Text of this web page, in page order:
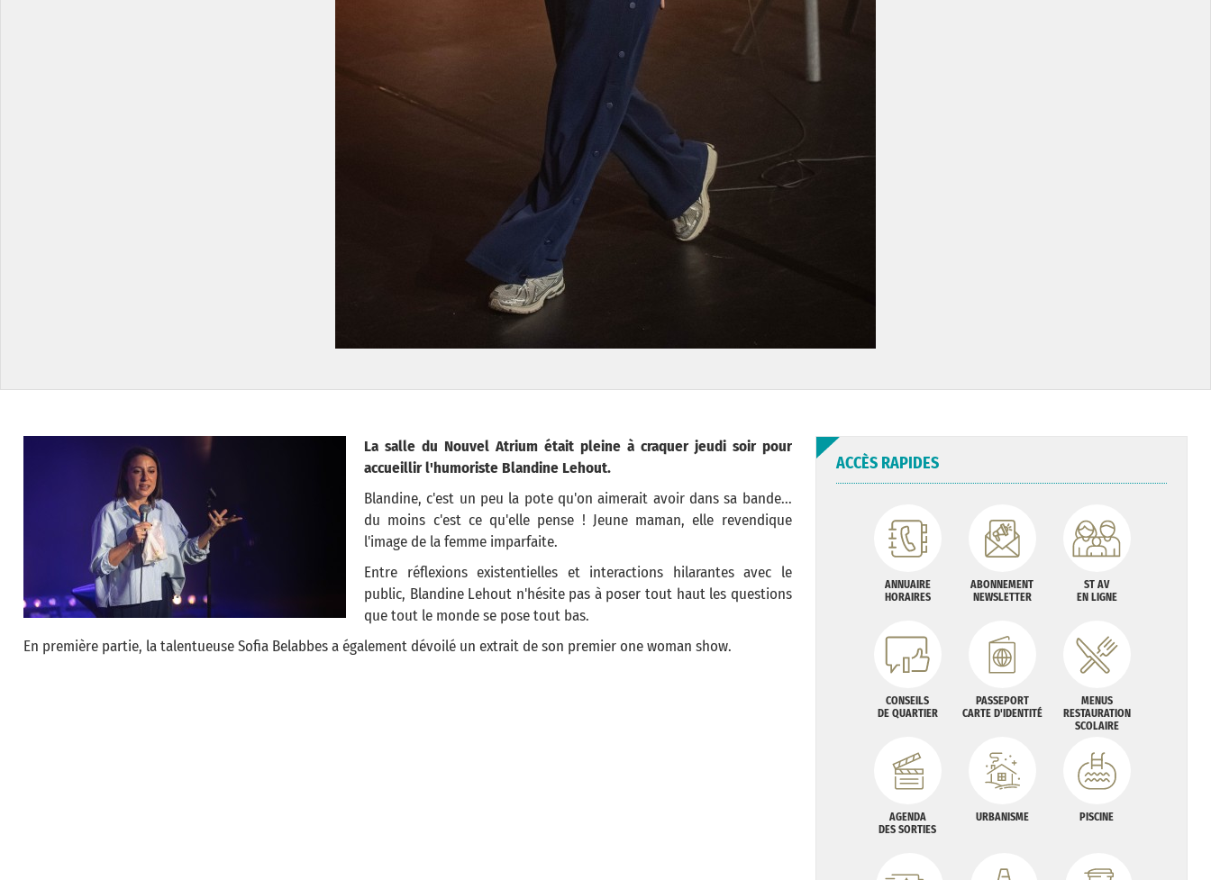
La salle du Nouvel Atrium était pleine à craquer jeudi soir pour
accueillir l'humoriste Blandine Lehout.
Blandine, c'est un peu la pote qu'on aimerait avoir dans sa bande...
du moins c'est ce qu'elle pense ! Jeune maman, elle revendique
l'image de la femme imparfaite.
Entre réflexions existentielles et interactions hilarantes avec le
public, Blandine Lehout n'hésite pas à poser tout haut les questions
que tout le monde se pose tout bas.
En première partie, la talentueuse Sofia Belabbes a également dévoilé un extrait de son premier one woman show.
ACCÈS RAPIDES
ANNUAIRE
HORAIRES
ABONNEMENT
NEWSLETTER
ST AV
EN LIGNE
CONSEILS
DE QUARTIER
PASSEPORT
CARTE D'IDENTITÉ
MENUS
RESTAURATION
SCOLAIRE
AGENDA
DES SORTIES
URBANISME PISCINE